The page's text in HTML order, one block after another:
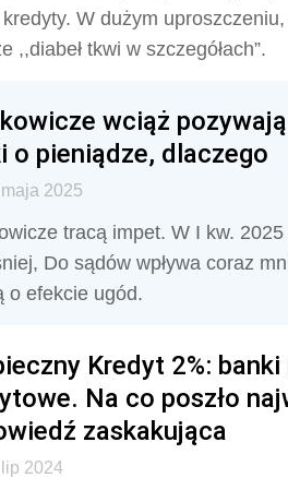
W dużym
,,diabeł tkwi w szczegółach”.
wciąż
o pieniądze, dlaczego
2025
tracą impet. W I kw.
Do sądów wpływa coraz
o efekcie ugód.
Kredyt 2%:
Na co poszło
zaskakująca
2024